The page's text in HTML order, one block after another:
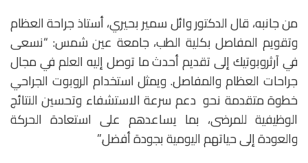
من جانبه، قال الدكتور وائل سمير بحيري، أستاذ جراحة العظام
وتقويم المفاصل بكلية الطب، جامعة عين شمس: “نسعى
في آرثروبوتيك إلى تقديم أحدث ما توصل إليه العلم في مجال
جراحات العظام والمفاصل. ويمثل استخدام الروبوت الجراحي
خطوة متقدمة نحو دعم سرعة الاستشفاء وتحسين النتائج
الوظيفية للمرضى، بما يساعدهم على استعادة الحركة
والعودة إلى حياتهم اليومية بجودة أفضل.”